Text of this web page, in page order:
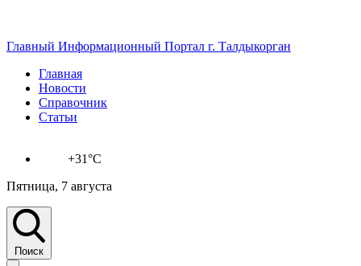
Главный Информационный Портал г. Талдыкорган
Главная
Новости
Справочник
Статьи
+31°C
Пятница, 7 августа
Поиск